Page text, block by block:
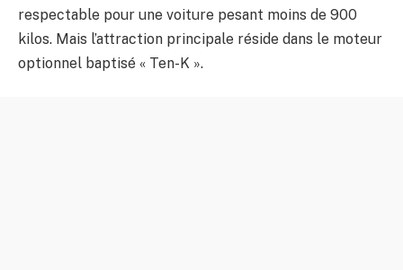
respectable pour une voiture pesant moins de 900
kilos. Mais l’attraction principale réside dans le moteur
optionnel baptisé « Ten-K ».